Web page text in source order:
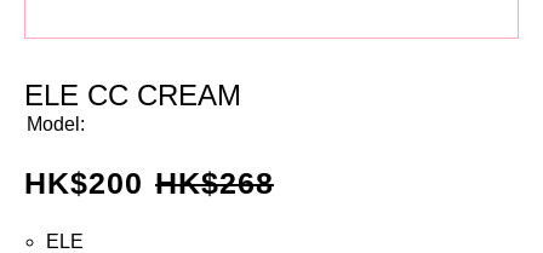
ELE CC CREAM
Model:
HK$200 HK$268
ELE